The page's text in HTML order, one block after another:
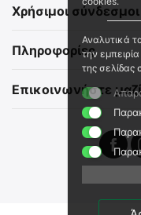
Χρήσιμοι σύνδεσμοι
Πληροφορίες
Επικοινωνήστε
Αναλυτικά
την
της σελίδας